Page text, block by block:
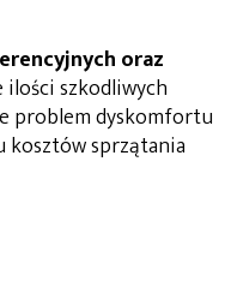
oraz
ilości szkodliwych
problem dyskomfortu
kosztów sprzątania